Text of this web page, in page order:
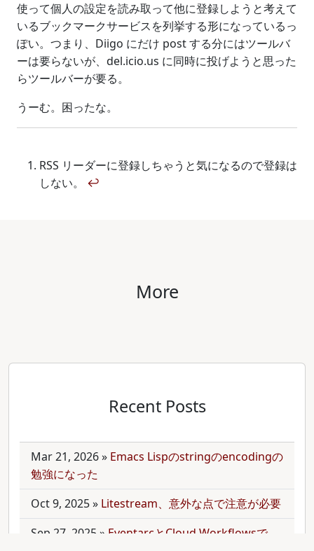
使って個人の設定を読み取って他に登録しようと考えて
いるブックマークサービスを列挙する形になっているっ
ぽい。つまり、Diigo にだけ post する分にはツールバ
ーは要らないが、del.icio.us に同時に投げようと思った
らツールバーが要る。
うーむ。困ったな。
RSS リーダーに登録しちゃうと気になるので登録は
しない。 ↩
More
Recent Posts
Mar 21, 2026» Emacs Lispのstringのencodingの
勉強になった
Oct 9, 2025» Litestream、意外な点で注意が必要
Sep 27, 2025 » EventarcとCloud Workflowsで